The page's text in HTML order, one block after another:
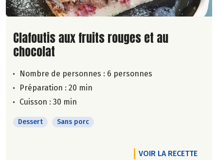
Lire la suite de la recette
Clafoutis aux fruits rouges et au
chocolat
Nombre de personnes : 6 personnes
Préparation : 20 min
Cuisson : 30 min
Dessert Sans porc
VOIR LA RECETTE